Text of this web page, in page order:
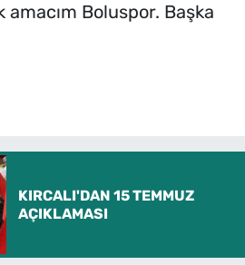
Boluspor. Başka
KIRCALI'DAN 15 TEMMUZ
AÇIKLAMASI